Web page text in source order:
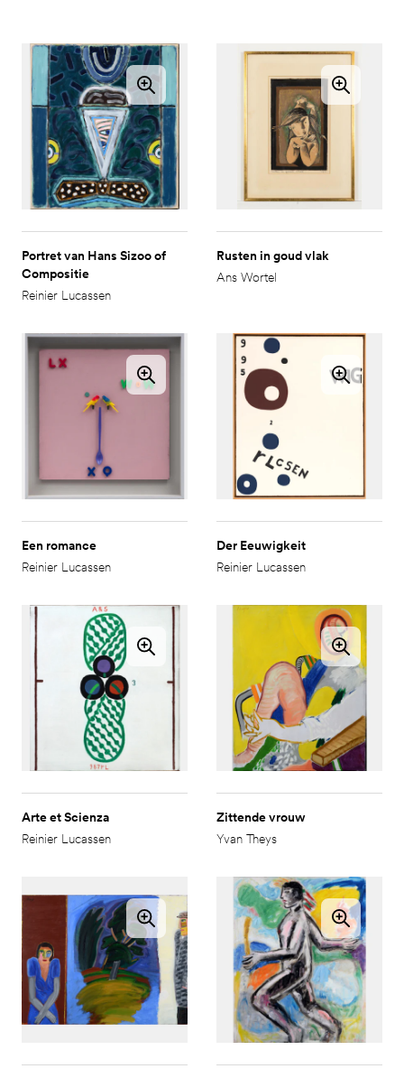
Portret van Hans Sizoo of
Compositie
Reinier Lucassen
Rusten in goud vlak
Ans Wortel
Een romance
Reinier Lucassen
Der Eeuwigkeit
Reinier Lucassen
Arte et Scienza
Reinier Lucassen
Zittende vrouw
Yvan Theys